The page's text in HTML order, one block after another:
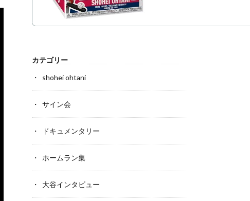
カテゴリー
shohei ohtani
サイン会
ドキュメンタリー
ホームラン集
大谷インタビュー